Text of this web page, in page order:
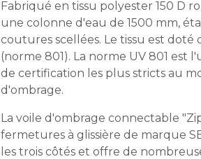
Fabriqué en tissu polyester 150 D
une colonne d'eau de 1500 mm,
coutures scellées. Le tissu est
(norme 801). La norme UV 801 est
de certification les plus stricts au
d'ombrage.
La voile d'ombrage connectable
fermetures à glissière de marque
les trois côtés et offre de